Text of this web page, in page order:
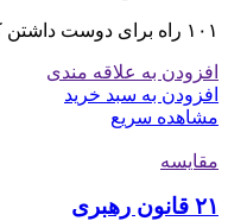
۱۰۱ راه برای دوست داشتن کار نوشته استفانی گودارد - دیوید سن
افزودن به علاقه مندی
افزودن به سبد خرید
مشاهده سریع
مقایسه
۲۱ قانون رهبری